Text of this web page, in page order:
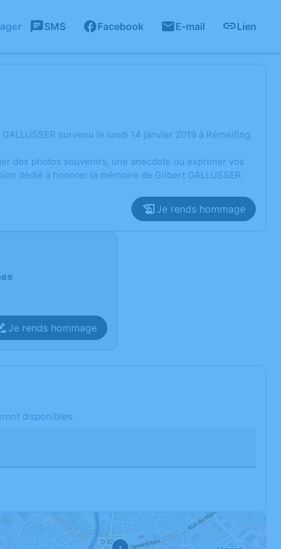
SMS Facebook E-mail Lien
survenu le lundi 14 janvier 2019 à Rémelfing.
des photos souvenirs, une anecdote ou exprimer vos
dédié à honorer la mémoire de Gilbert GALLUSSER.
Je rends hommage
Je rends hommage
disponibles.